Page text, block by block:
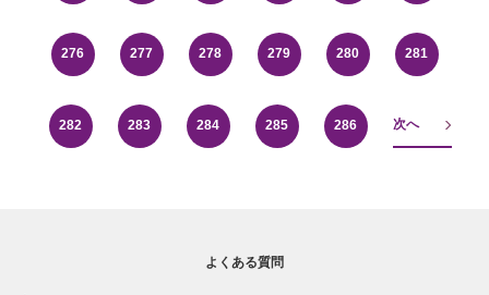
276 277 278 279 280 281
282 283 284 285 286 次へ
よくある質問